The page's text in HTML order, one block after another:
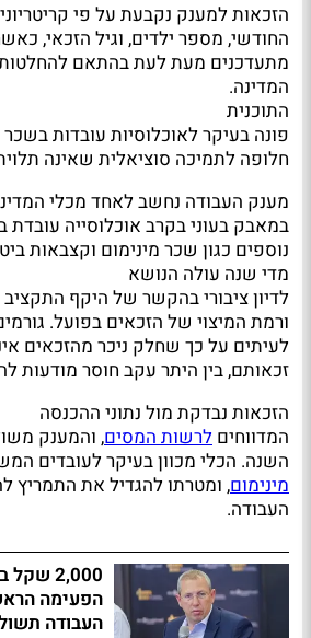
הזכאות למענק נקבעת על פי
החודשי, מספר ילדים, וגיל הזכאי,
מתעדכנים מעת לעת בהתאם
המדינה.
התוכנית
פונה בעיקר לאוכלוסיות עובדות בשכר
חלופה לתמיכה סוציאלית שאינה
מענק העבודה נחשב לאחד מכלי
במאבק בעוני בקרב אוכלוסייה עובדת
נוספים כגון שכר מינימום וקצבאות
מדי שנה עולה הנושא
לדיון ציבורי בהקשר של היקף
ורמת המיצוי של הזכאים בפועל.
לעיתים על כך שחלק ניכר מהזכאים
זכאותם, בין היתר עקב חוסר מודעות
הזכאות נבדקת מול נתוני ההכנסה
המדווחים לרשות המסים, והמענק
השנה. הכלי מכוון בעיקר לעובדים
מינימום, ומטרתו להגדיל את התמריץ
העבודה.
2,000
הפעימה
העבודה